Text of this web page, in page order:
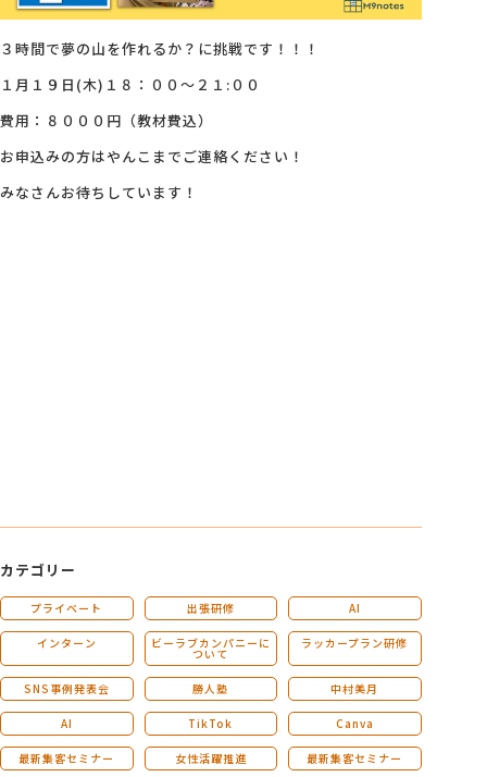
３時間で夢の山を作れるか？に挑戦です！！！
１月１９日(木)１８：００～２１:００
費用：８０００円（教材費込）
お申込みの方はやんこまでご連絡ください！
みなさんお待ちしています！
カテゴリー
プライベート 出張研修 AI
インターン ビーラブカンパニーに
ついて
ラッカープラン研修
SNS事例発表会 勝人塾 中村美月
AI TikTok Canva
最新集客セミナー 女性活躍推進 最新集客セミナー